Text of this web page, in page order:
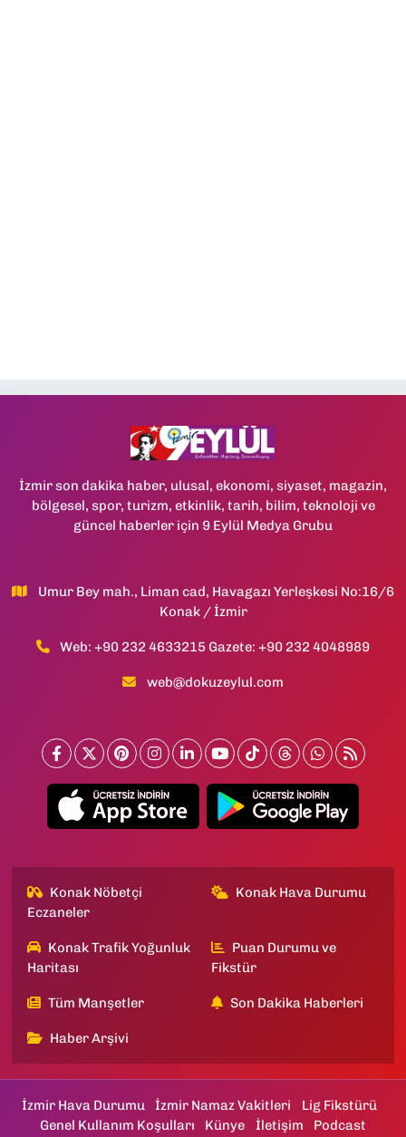
İzmir son dakika haber, ulusal, ekonomi, siyaset, magazin,
bölgesel, spor, turizm, etkinlik, tarih, bilim, teknoloji ve
güncel haberler için 9 Eylül Medya Grubu
Umur Bey mah., Liman cad, Havagazı Yerleşkesi No:16/6
Konak / İzmir
Web: +90 232 4633215 Gazete: +90 232 4048989
web@dokuzeylul.com
Konak Nöbetçi
Eczaneler
Konak Hava Durumu
Konak Trafik Yoğunluk
Haritası
Puan Durumu ve
Fikstür
Tüm Manşetler Son Dakika Haberleri
Haber Arşivi
İzmir Hava Durumu İzmir Namaz Vakitleri
Lig Fikstürü
Genel Kullanım Koşulları
Künye İletişim Podcast